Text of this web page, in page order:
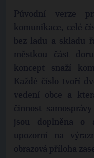
Původní verze
komunikace, celé
bez ladu a skladu
městkou část
koncept snaží
Každé číslo tvoří
vedení obce a
činnost
jsou doplněna o
upozorní na
obrazová příloha